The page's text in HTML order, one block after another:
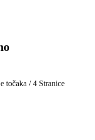
točaka / 4 Stranice